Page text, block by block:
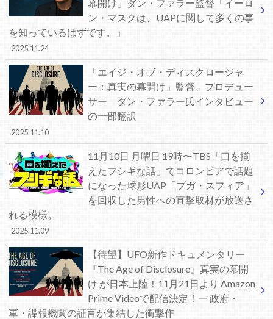
幕開け」ダン・ファラー監督「イーロ
ン・マスクは、UAPに関して多くの事
を知っているはずです。」
2025.11.24
「エイジ・オブ・ディスクロージャ
ー：真実の幕開け」監督、プロデュー
サー ダン・ファラー氏インタビュー
の一部翻訳
2025.11.10
11月10日 月曜日 19時〜TBS「口を揃
えたフシギな話」でコロンビアで話題
になった球形UAP「ブガ・スフィア」
を回収した男性への直撃取材が放送さ
れる模様。
2025.11.09
【待望】UFO新作ドキュメンタリー
『The Age of Disclosure』真実の幕開
け が日本上陸！11月21日より Amazon
Prime Videoで配信決定！一 政府・
軍・諜報機関の証言が集結した衝撃作